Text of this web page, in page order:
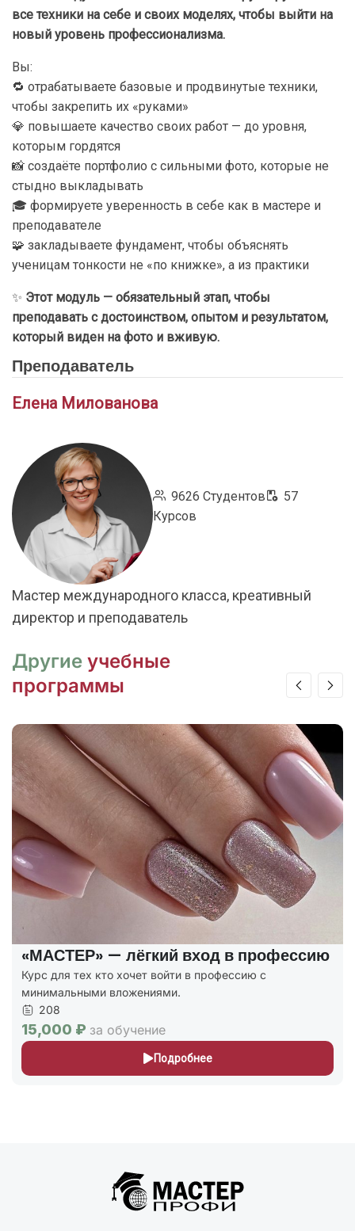
все техники на себе и своих моделях, чтобы выйти на
новый уровень профессионализма.
Вы:
🔁 отрабатываете базовые и продвинутые техники,
чтобы закрепить их «руками»
💎 повышаете качество своих работ — до уровня,
которым гордятся
📸 создаёте портфолио с сильными фото, которые не
стыдно выкладывать
🎓 формируете уверенность в себе как в мастере и
преподавателе
🧩 закладываете фундамент, чтобы объяснять
ученицам тонкости не «по книжке», а из практики
✨ Этот модуль — обязательный этап, чтобы
преподавать с достоинством, опытом и результатом,
который виден на фото и вживую.
Преподаватель
Елена Милованова
9626 Студентов
57
Курсов
Мастер международного класса, креативный
директор и преподаватель
Другие учебные
программы
«МАСТЕР» — лёгкий вход в профессию
Курс для тех кто хочет войти в профессию с
минимальными вложениями.
208
15,000 ₽ за обучение
Подробнее